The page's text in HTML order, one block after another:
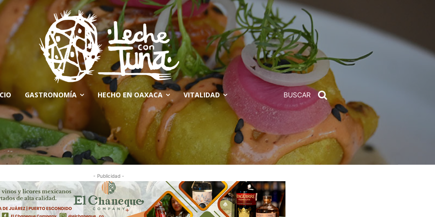
GASTRONOMÍA HECHO EN OAXACA VITALIDAD BUSCAR
- Publicidad -